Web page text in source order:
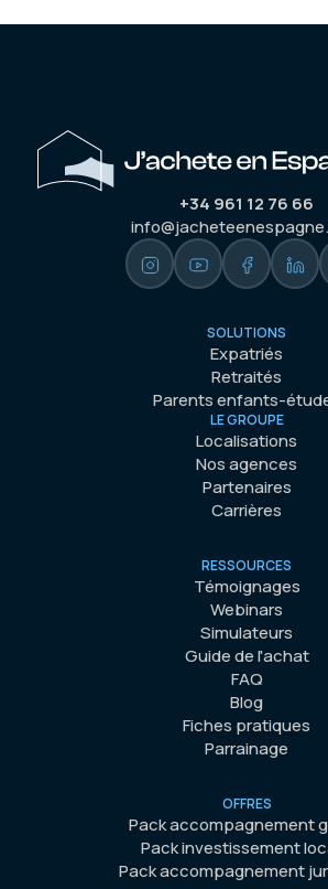
+34 961 12 76 66
SOLUTIONS
Expatriés
Retraités
Parents enfants-
LE GROUPE
Localisations
Nos agences
Partenaires
Carrières
RESSOURCES
Témoignages
Webinars
Simulateurs
Guide de l'achat
FAQ
Blog
Fiches pratiques
Parrainage
OFFRES
Pack accompagnement
Pack investissement
Pack accompagnement